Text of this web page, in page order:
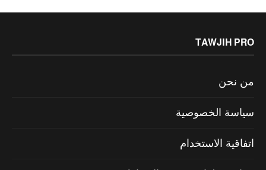
TAWJIH PRO
من نحن
سياسة الخصوصية
اتفاقية الاستخدام